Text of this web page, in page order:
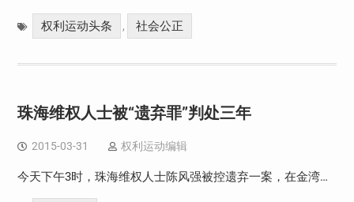
权利运动头条 , 社会公正
珠海维权人士被“遗弃罪”判处三年
2015-03-31 权利运动编辑
今天下午3时，珠海维权人士陈风强被控遗弃一案，在金湾…